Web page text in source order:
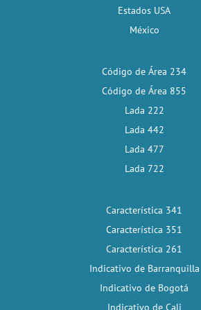
Estados USA
México
Código de Área 234
Código de Área 855
Lada 222
Lada 442
Lada 477
Lada 722
Característica 341
Característica 351
Característica 261
Indicativo de Barranquilla
Indicativo de Bogotá